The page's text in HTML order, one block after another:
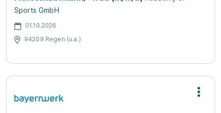
Sports GmbH
01.10.2026
94209 Regen (u.a.)